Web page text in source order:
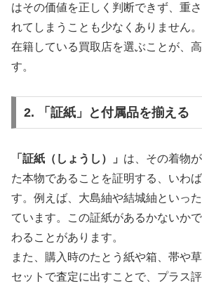
はその価値を正しく判断できず、重
れてしまうことも少なくありません
在籍している買取店を選ぶことが、
す。
2. 「証紙」と付属品を揃える
「証紙（しょうし）」 は、その着物
た本物であることを証明する、いわ
す。例えば、大島紬や結城紬といっ
ています。この証紙があるかないか
わることがあります。
また、購入時のたとう紙や箱、帯や
セットで査定に出すことで、プラス